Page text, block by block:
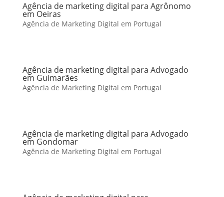
Agência de marketing digital para Agrônomo
em Oeiras
Agência de Marketing Digital em Portugal
Agência de marketing digital para Advogado
em Guimarães
Agência de Marketing Digital em Portugal
Agência de marketing digital para Advogado
em Gondomar
Agência de Marketing Digital em Portugal